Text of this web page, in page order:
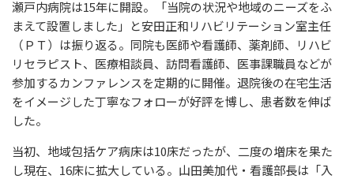
瀬戸内病院は15年に開設。「当院の状況や地域のニーズをふ
まえて設置しました」と安田正和リハビリテーション室主任
（ＰＴ）は振り返る。同院も医師や看護師、薬剤師、リハビ
リセラピスト、医療相談員、訪問看護師、医事課職員などが
参加するカンファレンスを定期的に開催。退院後の在宅生活
をイメージした丁寧なフォローが好評を博し、患者数を伸ば
した。
当初、地域包括ケア病床は10床だったが、二度の増床を果た
し現在、16床に拡大している。山田美加代・看護部長は「入